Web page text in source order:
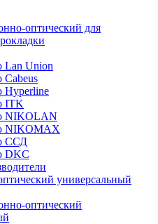
оптический для
Lan Union
Cabeus
Hyperline
ITK
NIKOLAN
NIKOMAX
ССД
DKC
универсальный
оптический